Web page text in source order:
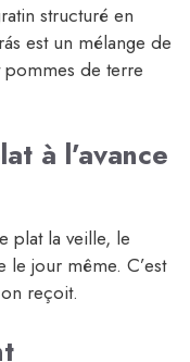
structuré en
est un mélange de
de terre
à l’avance
plat la veille, le
jour même. C’est
reçoit.